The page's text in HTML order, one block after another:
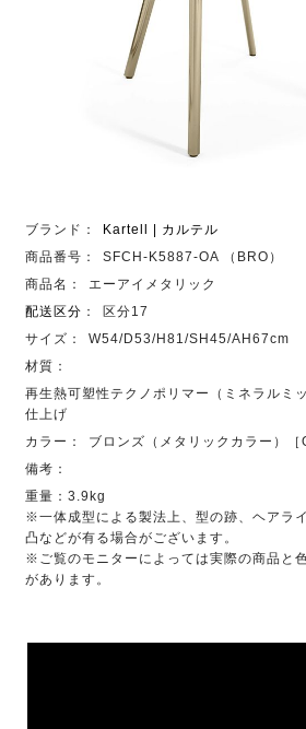
ブランド：
Kartell | カルテル
商品番号：
SFCH-K5887-OA （BRO）
商品名：
エーアイメタリック
配送区分 ：
区分17
サイズ：
W54/D53/H81/SH45/AH67cm
材質：
再生熱可塑性テクノポリマー（ミネラルミ
仕上げ
カラー：
ブロンズ（メタリックカラー）［
備考：
重量：3.9kg
※一体成型による製法上、型の跡、ヘアラ
凸などが有る場合がございます。
※ご覧のモニターによっては実際の商品と
があります。